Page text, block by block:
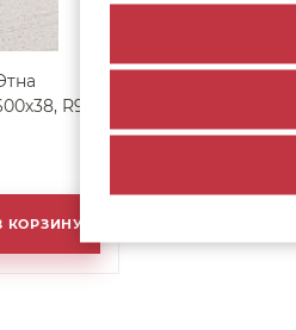
R9)
КОРЗИНУ